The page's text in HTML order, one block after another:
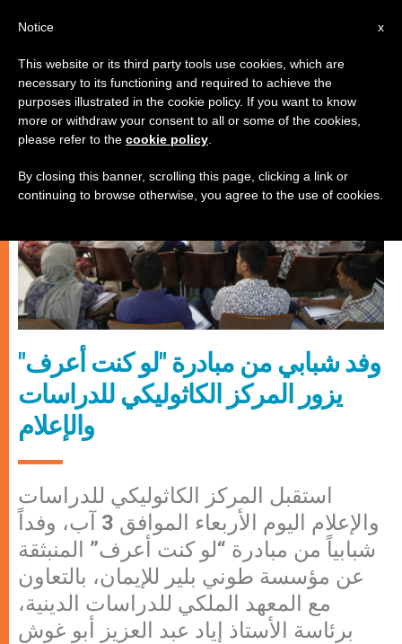
كنيسة محليّة
وفد شبابي من مبادرة "لو كنت أعرف"
يزور المركز الكاثوليكي للدراسات
والإعلام
استقبل المركز الكاثوليكي للدراسات
والإعلام اليوم الأربعاء الموافق 3 آب، وفداً
شبابياً من مبادرة “لو كنت أعرف” المنبثقة
عن مؤسسة طوني بلير للإيمان، بالتعاون
مع المعهد الملكي للدراسات الدينية،
برئاسة الأستاذ إياد عبد العزيز أبو غوش
x
Notice
This website or its third party tools use cookies, which are
necessary to its functioning and required to achieve the
purposes illustrated in the cookie policy. If you want to know
more or withdraw your consent to all or some of the cookies,
please refer to the cookie policy
By closing this banner, scrolling this page, clicking a link or
continuing to browse otherwise, you agree to the use of cookies.